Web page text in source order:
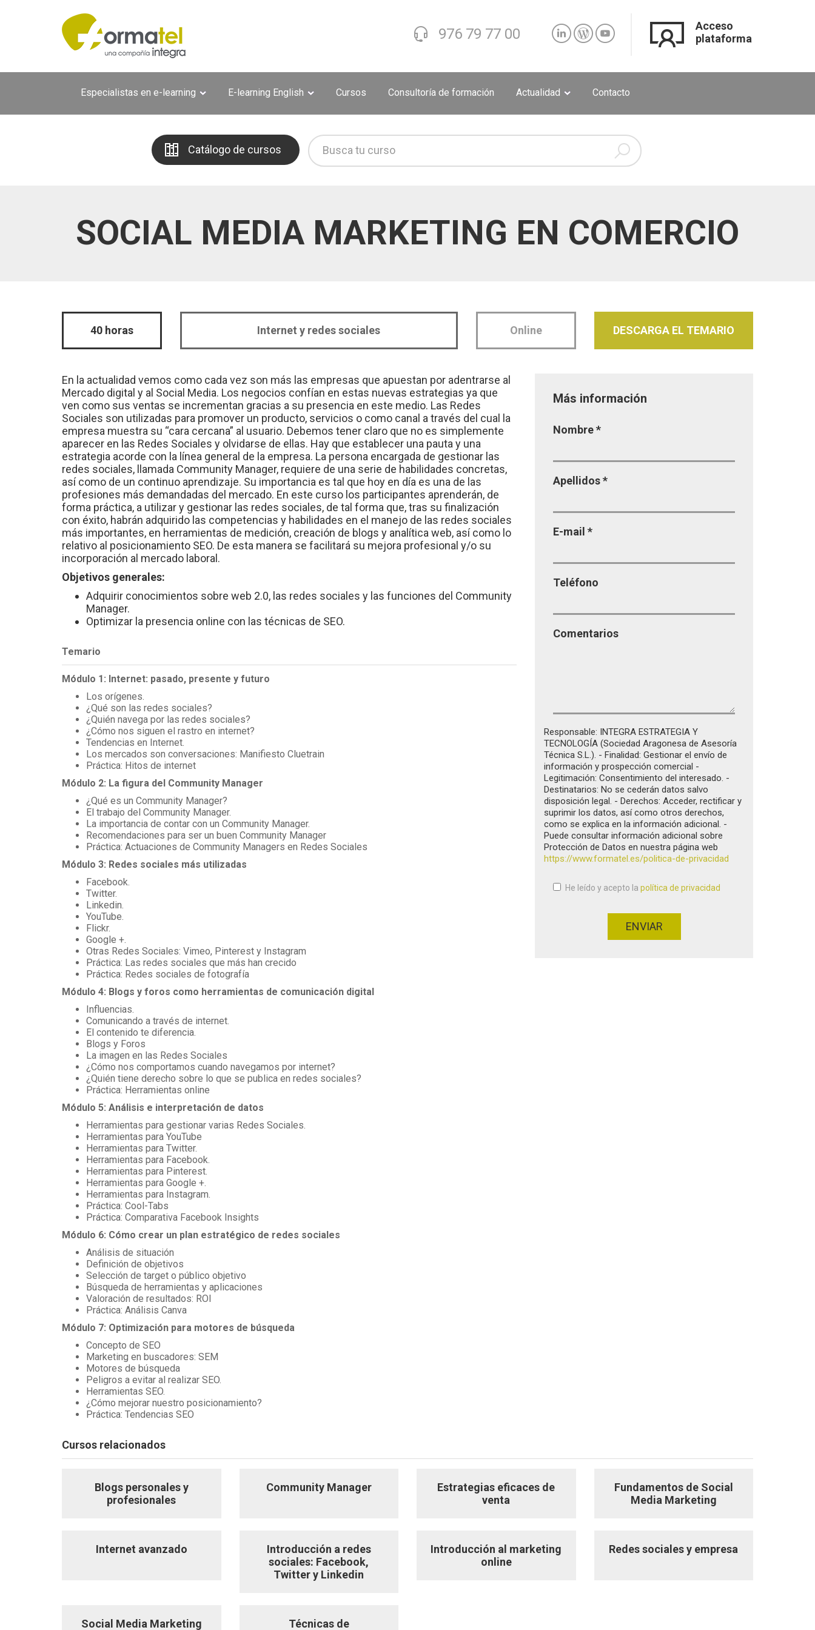
976 79 77 00
Acceso
plataforma
Especialistas en e-learning E-learning English Cursos Consultoría de formación Actualidad Contacto
Catálogo de cursos
SOCIAL MEDIA MARKETING EN COMERCIO
40 horas Internet y redes sociales Online DESCARGA EL TEMARIO
En la actualidad vemos como cada vez son más las empresas que apuestan por adentrarse al
Mercado digital y al Social Media. Los negocios confían en estas nuevas estrategias ya que
ven como sus ventas se incrementan gracias a su presencia en este medio. Las Redes
Sociales son utilizadas para promover un producto, servicios o como canal a través del cual la
empresa muestra su “cara cercana” al usuario. Debemos tener claro que no es simplemente
aparecer en las Redes Sociales y olvidarse de ellas. Hay que establecer una pauta y una
estrategia acorde con la línea general de la empresa. La persona encargada de gestionar las
redes sociales, llamada Community Manager, requiere de una serie de habilidades concretas,
así como de un continuo aprendizaje. Su importancia es tal que hoy en día es una de las
profesiones más demandadas del mercado. En este curso los participantes aprenderán, de
forma práctica, a utilizar y gestionar las redes sociales, de tal forma que, tras su finalización
con éxito, habrán adquirido las competencias y habilidades en el manejo de las redes sociales
más importantes, en herramientas de medición, creación de blogs y analítica web, así como lo
relativo al posicionamiento SEO. De esta manera se facilitará su mejora profesional y/o su
incorporación al mercado laboral.
Objetivos generales:
Adquirir conocimientos sobre web 2.0, las redes sociales y las funciones del Community
Manager.
Optimizar la presencia online con las técnicas de SEO.
Temario
Módulo 1: Internet: pasado, presente y futuro
Los orígenes.
¿Qué son las redes sociales?
¿Quién navega por las redes sociales?
¿Cómo nos siguen el rastro en internet?
Tendencias en Internet.
Los mercados son conversaciones: Manifiesto Cluetrain
Práctica: Hitos de internet
Módulo 2: La figura del Community Manager
¿Qué es un Community Manager?
El trabajo del Community Manager.
La importancia de contar con un Community Manager.
Recomendaciones para ser un buen Community Manager
Práctica: Actuaciones de Community Managers en Redes Sociales
Módulo 3: Redes sociales más utilizadas
Facebook.
Twitter.
Linkedin.
YouTube.
Flickr.
Google +.
Otras Redes Sociales: Vimeo, Pinterest y Instagram
Práctica: Las redes sociales que más han crecido
Práctica: Redes sociales de fotografía
Módulo 4: Blogs y foros como herramientas de comunicación digital
Influencias.
Comunicando a través de internet.
El contenido te diferencia.
Blogs y Foros
La imagen en las Redes Sociales
¿Cómo nos comportamos cuando navegamos por internet?
¿Quién tiene derecho sobre lo que se publica en redes sociales?
Práctica: Herramientas online
Módulo 5: Análisis e interpretación de datos
Herramientas para gestionar varias Redes Sociales.
Herramientas para YouTube
Herramientas para Twitter.
Herramientas para Facebook.
Herramientas para Pinterest.
Herramientas para Google +.
Herramientas para Instagram.
Práctica: Cool-Tabs
Práctica: Comparativa Facebook Insights
Módulo 6: Cómo crear un plan estratégico de redes sociales
Análisis de situación
Definición de objetivos
Selección de target o público objetivo
Búsqueda de herramientas y aplicaciones
Valoración de resultados: ROI
Práctica: Análisis Canva
Módulo 7: Optimización para motores de búsqueda
Concepto de SEO
Marketing en buscadores: SEM
Motores de búsqueda
Peligros a evitar al realizar SEO.
Herramientas SEO.
¿Cómo mejorar nuestro posicionamiento?
Práctica: Tendencias SEO
Más información
Nombre*
Apellidos*
E-mail *
Teléfono
Comentarios
Responsable: INTEGRA ESTRATEGIA Y
TECNOLOGÍA (Sociedad Aragonesa de Asesoría
Técnica S.L.). - Finalidad: Gestionar el envío de
información y prospección comercial -
Legitimación: Consentimiento del interesado. -
Destinatarios: No se cederán datos salvo
disposición legal. - Derechos: Acceder, rectificar y
suprimir los datos, así como otros derechos,
como se explica en la información adicional. -
Puede consultar información adicional sobre
Protección de Datos en nuestra página web
https://www.formatel.es/politica-de-privacidad
He leído y acepto la política de privacidad
ENVIAR
Cursos relacionados
Blogs personales y
profesionales
Community Manager
Estrategias eficaces de
venta
Fundamentos de Social
Media Marketing
Internet avanzado
Introducción a redes
sociales: Facebook,
Twitter y Linkedin
Introducción al marketing
online
Redes sociales y empresa
Social Media Marketing
Técnicas de